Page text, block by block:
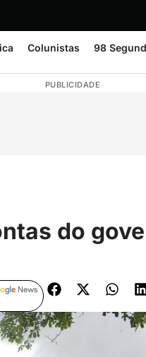
Colunistas 98
PUBLICIDADE
do